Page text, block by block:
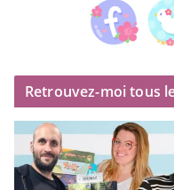
Retrouvez-moi tous